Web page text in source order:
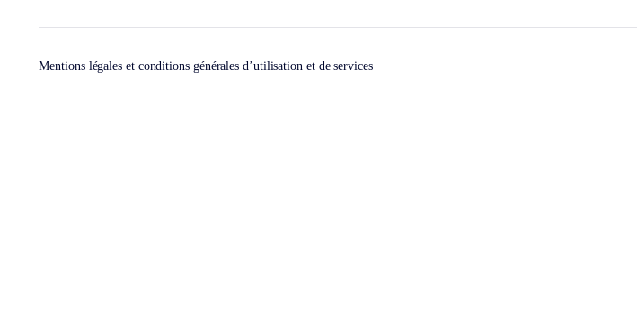
Mentions légales et conditions générales d’utilisation et de services